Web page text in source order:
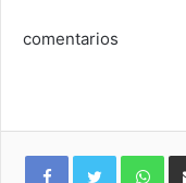
comentarios